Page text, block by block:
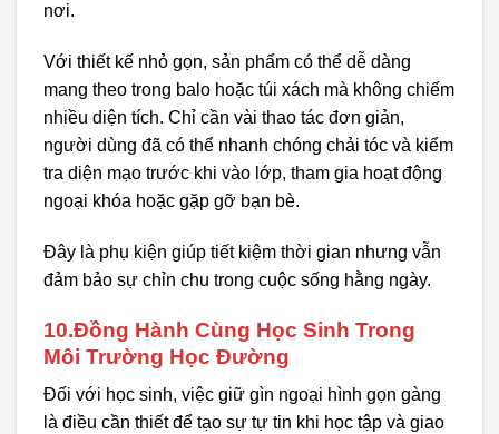
nơi.
Với thiết kế nhỏ gọn, sản phẩm có thể dễ dàng
mang theo trong balo hoặc túi xách mà không chiếm
nhiều diện tích. Chỉ cần vài thao tác đơn giản,
người dùng đã có thể nhanh chóng chải tóc và kiểm
tra diện mạo trước khi vào lớp, tham gia hoạt động
ngoại khóa hoặc gặp gỡ bạn bè.
Đây là phụ kiện giúp tiết kiệm thời gian nhưng vẫn
đảm bảo sự chỉn chu trong cuộc sống hằng ngày.
10.Đồng Hành Cùng Học Sinh Trong
Môi Trường Học Đường
Đối với học sinh, việc giữ gìn ngoại hình gọn gàng
là điều cần thiết để tạo sự tự tin khi học tập và giao